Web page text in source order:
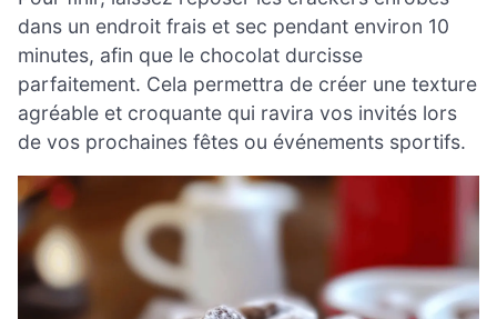
dans un endroit frais et sec pendant environ 10
minutes, afin que le chocolat durcisse
parfaitement. Cela permettra de créer une texture
agréable et croquante qui ravira vos invités lors
de vos prochaines fêtes ou événements sportifs.